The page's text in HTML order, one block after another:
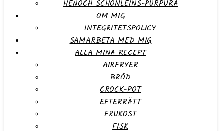
HENOCH SCHÖNLEINS-PURPURA
OM MIG
INTEGRITETSPOLICY
SAMARBETA MED MIG
ALLA MINA RECEPT
AIRFRYER
BRÖD
CROCK-POT
EFTERRÄTT
FRUKOST
FISK